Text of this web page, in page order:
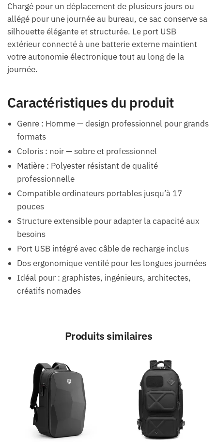
Chargé pour un déplacement de plusieurs jours ou
allégé pour une journée au bureau, ce sac conserve sa
silhouette élégante et structurée. Le port USB
extérieur connecté à une batterie externe maintient
votre autonomie électronique tout au long de la
journée.
Caractéristiques du produit
Genre : Homme — design professionnel pour grands
formats
Coloris : noir — sobre et professionnel
Matière : Polyester résistant de qualité
professionnelle
Compatible ordinateurs portables jusqu’à 17
pouces
Structure extensible pour adapter la capacité aux
besoins
Port USB intégré avec câble de recharge inclus
Dos ergonomique ventilé pour les longues journées
Idéal pour : graphistes, ingénieurs, architectes,
créatifs nomades
Produits similaires